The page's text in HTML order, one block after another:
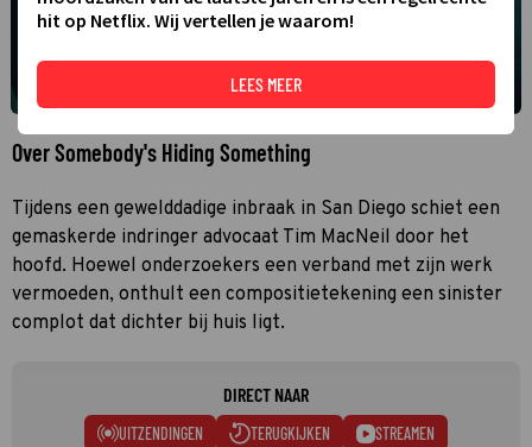
Over Somebody's Hiding Something
Tijdens een gewelddadige inbraak in San Diego schiet een
gemaskerde indringer advocaat Tim MacNeil door het
hoofd. Hoewel onderzoekers een verband met zijn werk
vermoeden, onthult een compositietekening een sinister
complot dat dichter bij huis ligt.
DIRECT NAAR
UITZENDINGEN TERUGKIJKEN STREAMEN
hit op Netflix. Wij vertellen je waarom!
LEES MEER